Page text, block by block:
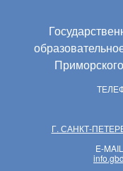
Г. САНКТ-
E-